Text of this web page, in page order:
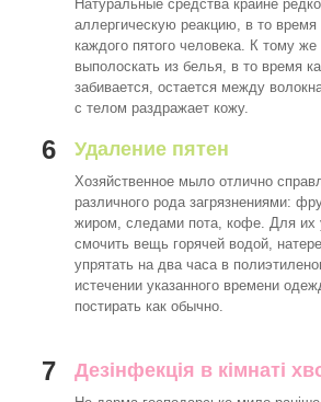
Натуральные средства крайне
аллергическую реакцию, в то время
каждого пятого человека. К тому
выполоскать из белья, в то время
забивается, остается между
с телом раздражает кожу.
6 Удаление пятен
Хозяйственное мыло отлично
различного рода загрязнениями:
жиром, следами пота, кофе. Для их
смочить вещь горячей водой,
упрятать на два часа в
истечении указанного времени
постирать как обычно.
7 Дезінфекція в кімнаті